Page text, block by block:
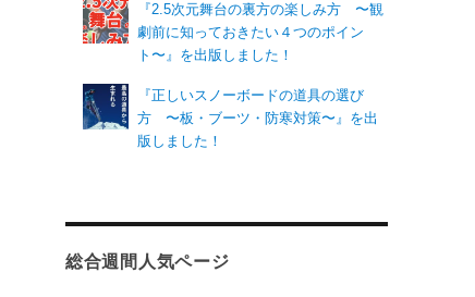
『2.5次元舞台の裏方の楽しみ方 〜観
劇前に知っておきたい４つのポイン
ト〜』を出版しました！
『正しいスノーボードの道具の選び
方 〜板・ブーツ・防寒対策〜』を出
版しました！
総合週間人気ページ